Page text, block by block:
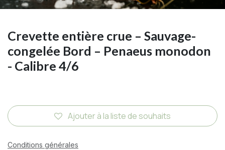
Crevette entière crue – Sauvage-
congelée Bord – Penaeus monodon
- Calibre 4/6
Ajouter à la liste de souhaits
Conditions générales